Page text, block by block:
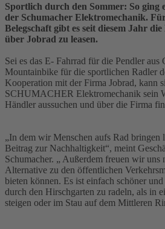
Sportlich durch den Sommer: So ging
der Schumacher Elektromechanik.
Belegschaft gibt es seit diesem Jahr
über Jobrad zu leasen.
Sei es das E- Fahrrad für die Pendler aus
Mountainbike für die sportlichen Radler
Kooperation mit der Firma Jobrad, kann
SCHUMACHER Elektromechanik sein
Händler aussuchen und über die Firma
„In dem wir Menschen aufs Rad
Beitrag zur Nachhaltigkeit“, meint
Schumacher. „ Außerdem freuen wir
Alternative zu den öffentlichen
bieten können. Es ist einfach schöner
durch den Hirschgarten zu radeln, als in
steigen oder im Stau auf dem Mittleren